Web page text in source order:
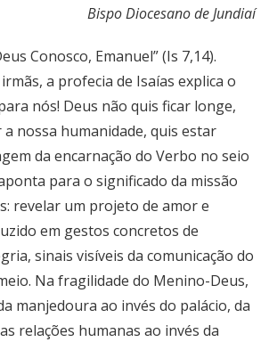
Bispo Diocesano de Jundiaí
Conosco, Emanuel” (Is 7,14).
a profecia de Isaías explica o
nós! Deus não quis ficar longe,
nossa humanidade, quis estar
da encarnação do Verbo no seio
para o significado da missão
revelar um projeto de amor e
em gestos concretos de
sinais visíveis da comunicação do
Na fragilidade do Menino-Deus,
manjedoura ao invés do palácio, da
relações humanas ao invés da